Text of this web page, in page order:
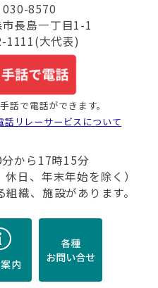
030-8570
長島一丁目1-1
1111(大代表)
話で電話ができます。
話リレーサービスについて
から17時15分
日、年末年始を除く）
織、施設があります。